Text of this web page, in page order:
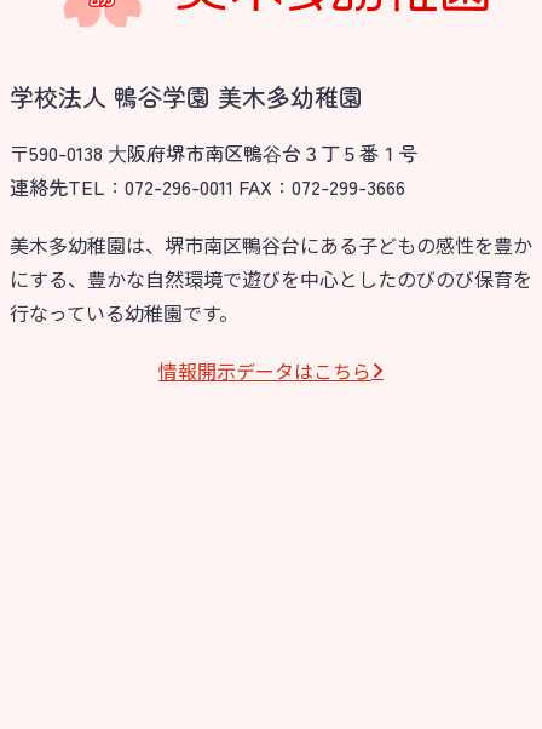
学校法人 鴨谷学園 美木多幼稚園
〒590-0138 ⼤阪府堺市南区鴨⾕台３丁５番１号
連絡先TEL：072-296-0011 FAX：072-299-3666
美木多幼稚園は、堺市南区鴨谷台にある子どもの感性を豊か
にする、豊かな自然環境で遊びを中心としたのびのび保育を
行なっている幼稚園です。
情報開⽰データはこちら